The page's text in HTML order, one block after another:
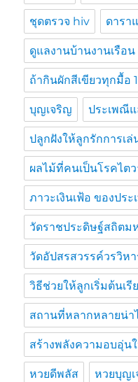
ชุดตรวจ hiv ดารา
ดูแลงานบ้านงานเรือน
ถ้ากินผักสีเขียวทุกมื้อ
บุญเจริญ ประเพณี
ปลูกฝังให้ลูกรักการเล่
ผลไม้ที่คนเป็นโรคไตว
ภาวะเงินเฟ้อ ของประ
วัดราชประดิษฐ์สถิตม
วัดอัปสรสวรรค์วรวิหา
วิธีช่วยให้ลูกเริ่มต้นเ
สถานที่หลากหลายน่า
สร้างพลังความอบอุ่น
หวยดีพลัส หวยบุญ